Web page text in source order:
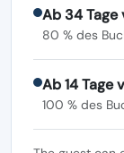
Ab 34 Tage
80 % des
Ab 14 Tage
100 % des